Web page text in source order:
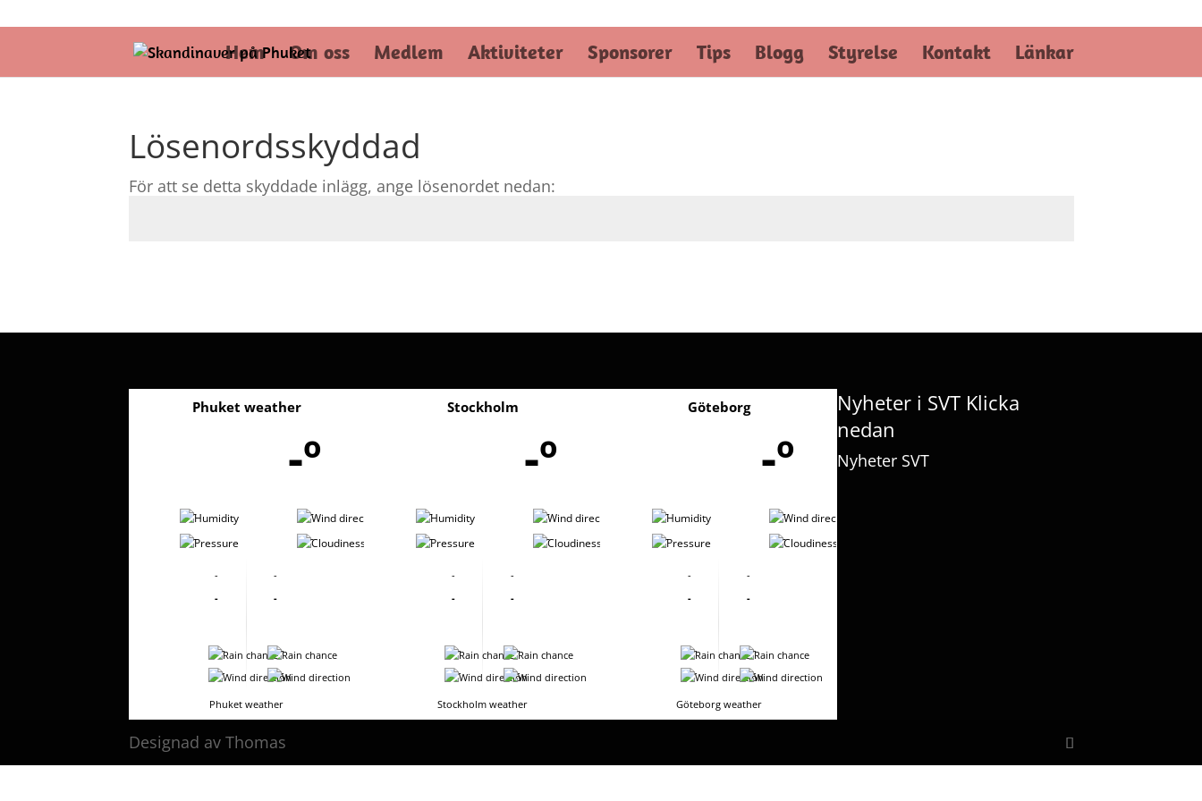
Hem Om oss Medlem Aktiviteter Sponsorer Tips Blogg Styrelse Kontakt Länkar
Lösenordsskyddad
För att se detta skyddade inlägg, ange lösenordet nedan:
Phuket weather
-º
-
-
-
-
-
-
-
-
-
-
-
-
Phuket weather
Stockholm
-º
-
-
-
-
-
-
-
-
-
-
-
-
Stockholm weather
Göteborg
-º
-
-
-
-
-
-
-
-
-
-
-
-
Göteborg weather
Nyheter i SVT Klicka
nedan
Nyheter SVT
Designad av Thomas